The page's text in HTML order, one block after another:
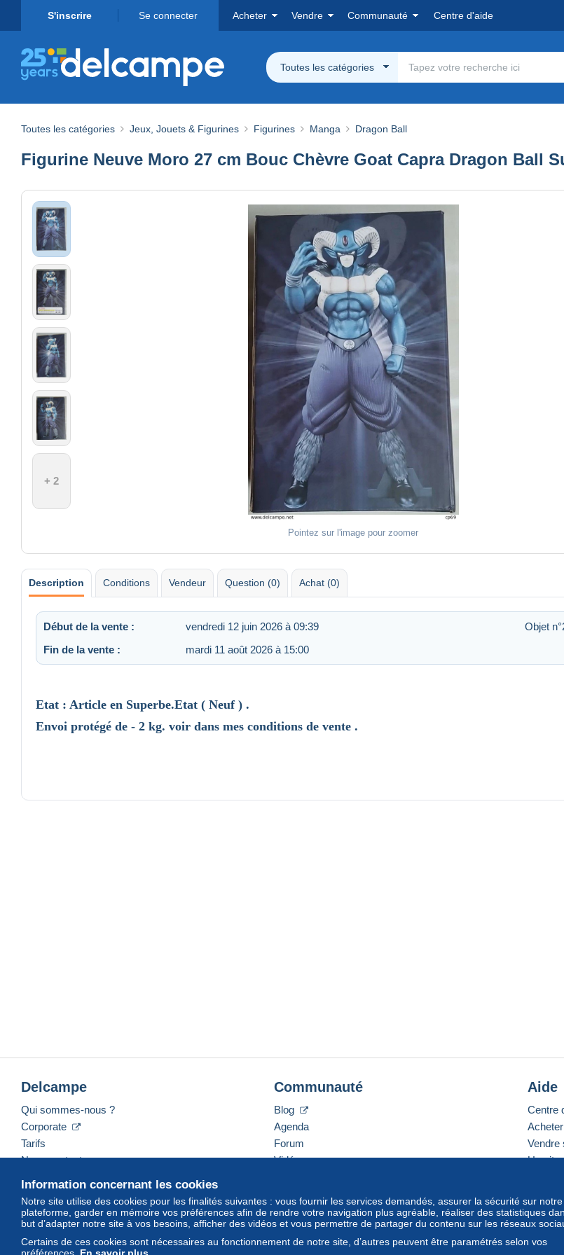
S'inscrire Se connecter Acheter Vendre Communauté Centre d'aide
Toutes les catégories
Toutes les catégories Jeux, Jouets & Figurines Figurines Manga Dragon Ball
Figurine Neuve Moro 27 cm Bouc Chèvre Goat Capra Dragon Ball
+ 2
Pointez sur l'image pour zoomer
Description Conditions Vendeur Question (0) Achat (0)
Début de la vente : vendredi 12 juin 2026 à 09:39
Objet
Fin de la vente :
mardi 11 août 2026 à 15:00
Etat : Article en Superbe.Etat ( Neuf ) .
Envoi protégé de - 2 kg. voir dans mes conditions de vente .
Information concernant les cookies
Notre site utilise des cookies pour les finalités suivantes : vous fournir les services demandés, assurer la sécurité sur notre
plateforme, garder en mémoire vos préférences afin de rendre votre navigation plus agréable, réaliser des statistiques
but d’adapter notre site à vos besoins, afficher des vidéos et vous permettre de partager du contenu sur les réseaux
Certains de ces cookies sont nécessaires au fonctionnement de notre site, d’autres peuvent être paramétrés selon vos
préférences. En savoir plus
Delcampe
Qui sommes-nous ?
Corporate
Tarifs
Nous contacter
Communauté
Blog
Agenda
Forum
Vidéos
Aide
Centre
Vendre
Un site
Français USD America/Indiana/Vevay Mode standard